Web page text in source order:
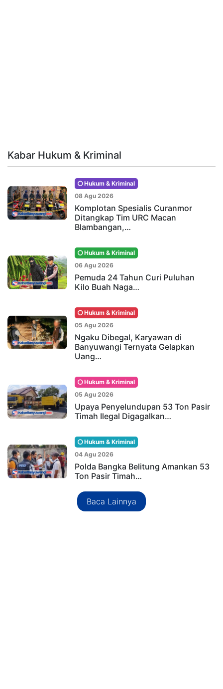
Kabar Hukum & Kriminal
Hukum & Kriminal
08 Agu 2026
Komplotan Spesialis Curanmor
Ditangkap Tim URC Macan
Blambangan,…
Hukum & Kriminal
06 Agu 2026
Pemuda 24 Tahun Curi Puluhan
Kilo Buah Naga…
Hukum & Kriminal
05 Agu 2026
Ngaku Dibegal, Karyawan di
Banyuwangi Ternyata Gelapkan
Uang…
Hukum & Kriminal
05 Agu 2026
Upaya Penyelundupan 53 Ton Pasir
Timah Ilegal Digagalkan…
Hukum & Kriminal
04 Agu 2026
Polda Bangka Belitung Amankan 53
Ton Pasir Timah…
Baca Lainnya